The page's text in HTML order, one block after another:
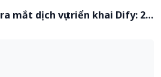
Trong 2-4 Tuần
mắt dịch vụ triển khai Dify: 2
AI, giảm 90% khối lượng